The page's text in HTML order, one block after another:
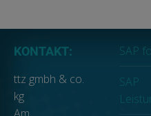
KONTAKT:
ttz gmbh & co.
kg
SAP
SAP